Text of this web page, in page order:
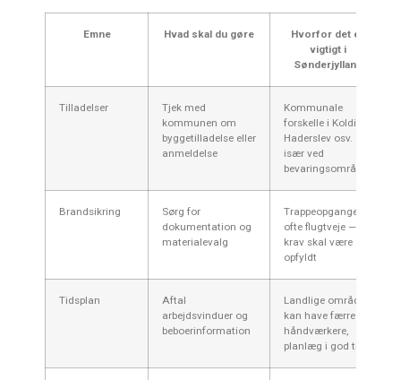
Emne Hvad skal du gøre
Hvorfor det er
vigtigt i
Sønderjylland
Tilladelser
Tjek med
kommunen om
byggetilladelse eller
anmeldelse
Kommunale
forskelle i Kolding,
Haderslev osv. —
især ved
bevaringsområder
Brandsikring
Sørg for
dokumentation og
materialevalg
Trappeopgange er
ofte flugtveje —
krav skal være
opfyldt
Tidsplan
Aftal
arbejdsvinduer og
beboerinformation
Landlige områder
kan have færre
håndværkere,
planlæg i god tid